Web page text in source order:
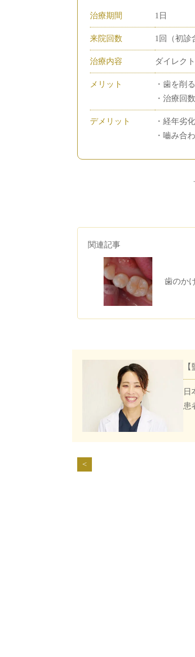
治療期間 1日
来院回数 1回（初診
治療内容 ダイレク
メリット
・歯を削
・治療回
デメリット
・経年劣
・嚙み合
関連記事
歯のか
日
患
<